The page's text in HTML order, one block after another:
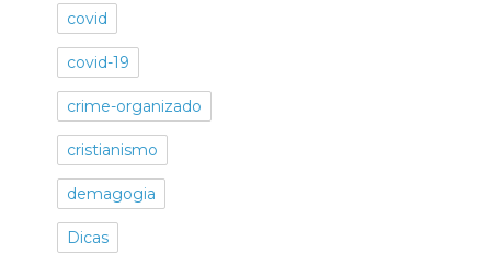
covid
covid-19
crime-organizado
cristianismo
demagogia
Dicas